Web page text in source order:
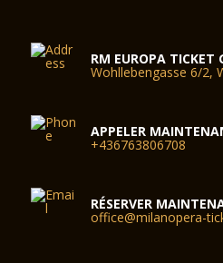
RM EUROPA TICKET
Wohllebengasse 6/2,
APPELER
+436763806708
RÉSERVER
office@milanopera-